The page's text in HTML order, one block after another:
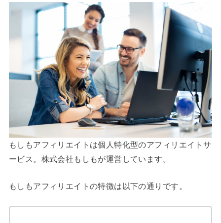
もしもアフィリエイトは個人特化型のアフィリエイトサ
ービス。株式会社もしもが運営しています。
もしもアフィリエイトの特徴は以下の通りです。